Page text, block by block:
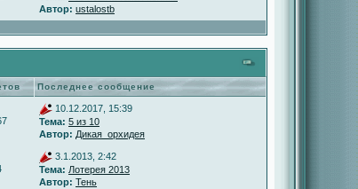
Автор: ustalostb
Последнее сообщение
10.12.2017, 15:39
Тема: 5 из 10
Автор: Дикая_орхидея
3.1.2013, 2:42
Тема: Лотерея 2013
Автор: Тень